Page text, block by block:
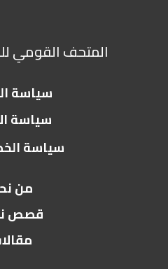
المتحف القومي
سياسة
سياسة
سياسة
من
قصص